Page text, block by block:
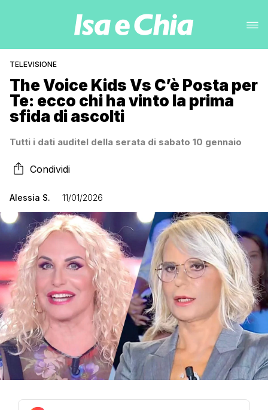
TELEVISIONE
The Voice Kids Vs C’è Posta per
Te: ecco chi ha vinto la prima
sfida di ascolti
Tutti i dati auditel della serata di sabato 10 gennaio
Condividi
Alessia S. 11/01/2026